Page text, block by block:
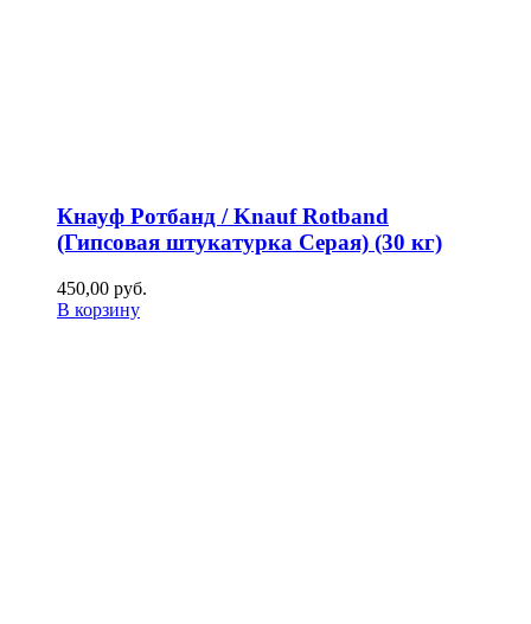
Кнауф Ротбанд / Knauf Rotband
(Гипсовая штукатурка Серая) (30 кг)
450,00 руб.
В корзину